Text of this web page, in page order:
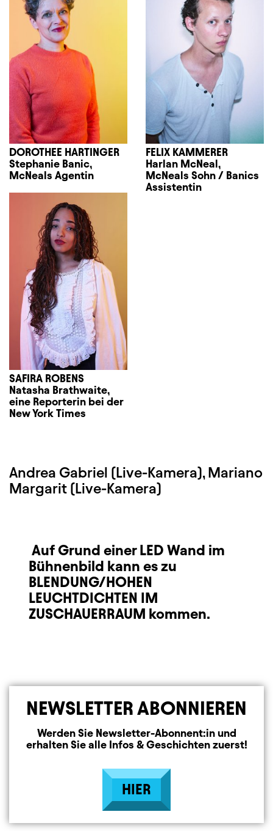
DOROTHEE HARTINGER
Stephanie Banic,
McNeals Agentin
FELIX KAMMERER
Harlan McNeal,
McNeals Sohn / Banics
Assistentin
SAFIRA ROBENS
Natasha Brathwaite,
eine Reporterin bei der
New York Times
Andrea Gabriel (Live-Kamera), Mariano
Margarit (Live-Kamera)
Auf Grund einer LED Wand im
Bühnenbild kann es zu
BLENDUNG/HOHEN
LEUCHTDICHTEN IM
ZUSCHAUERRAUM kommen.
NEWSLETTER ABONNIEREN
Werden Sie Newsletter-Abonnent:in und
erhalten Sie alle Infos & Geschichten zuerst!
HIER